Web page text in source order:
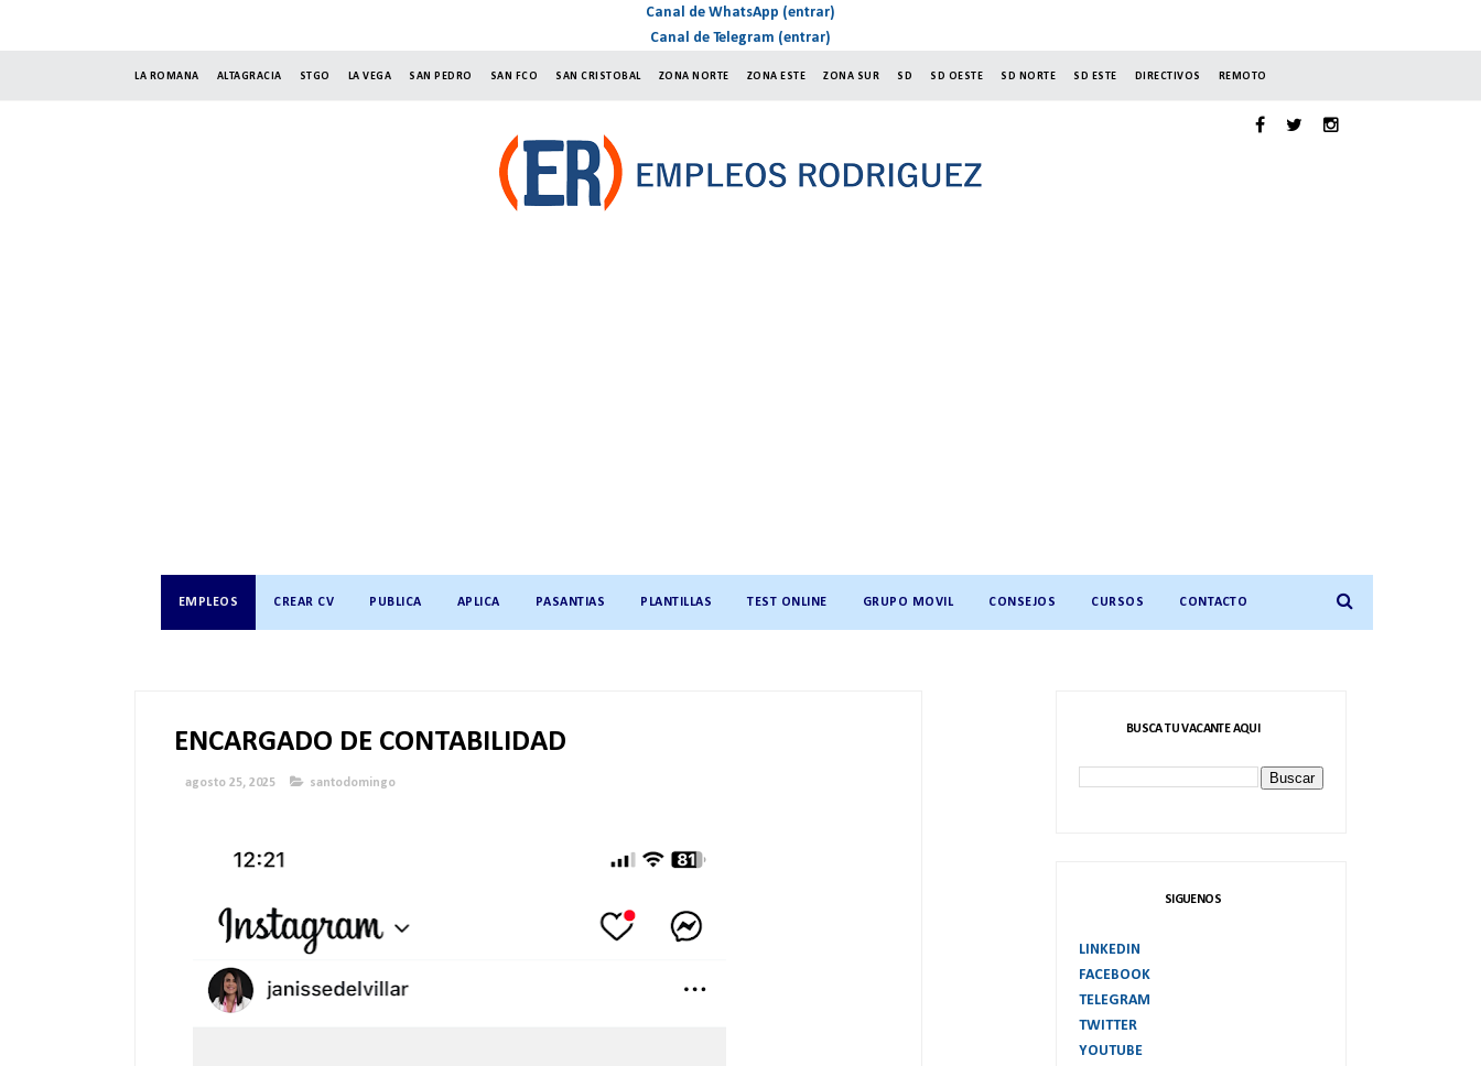
Canal de WhatsApp (entrar)
Canal de Telegram (entrar)
LA ROMANA ALTAGRACIA STGO LA VEGA SAN PEDRO SAN FCO SAN CRISTOBAL ZONA NORTE ZONA ESTE ZONA SUR SD SD OESTE SD NORTE SD ESTE DIRECTIVOS REMOTO
EMPLEOS CREAR CV PUBLICA APLICA PASANTIAS PLANTILLAS TEST ONLINE GRUPO MOVIL CONSEJOS CURSOS CONTACTO
ENCARGADO DE CONTABILIDAD
agosto 25, 2025 santodomingo
BUSCA TU VACANTE AQUI
SIGUENOS
LINKEDIN
FACEBOOK
TELEGRAM
TWITTER
YOUTUBE